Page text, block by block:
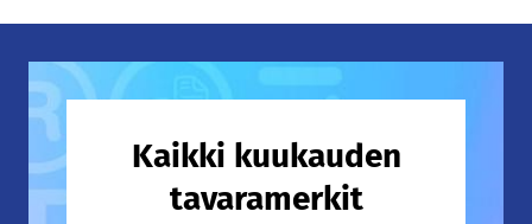
Kaikki kuukauden
tavaramerkit